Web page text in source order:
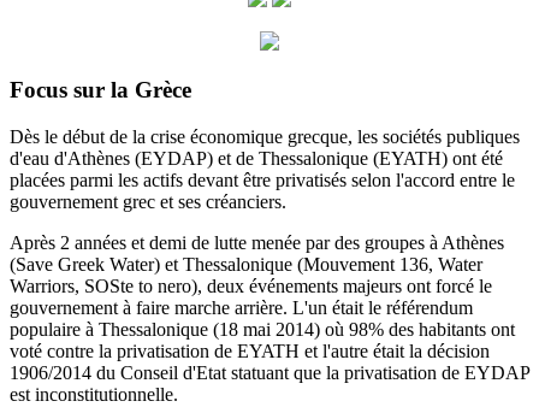
Focus sur la Grèce
Dès le début de la crise économique grecque, les sociétés publiques
d'eau d'Athènes (EYDAP) et de Thessalonique (EYATH) ont été
placées parmi les actifs devant être privatisés selon l'accord entre le
gouvernement grec et ses créanciers.
Après 2 années et demi de lutte menée par des groupes à Athènes
(Save Greek Water) et Thessalonique (Mouvement 136, Water
Warriors, SOSte to nero), deux événements majeurs ont forcé le
gouvernement à faire marche arrière. L'un était le référendum
populaire à Thessalonique (18 mai 2014) où 98% des habitants ont
voté contre la privatisation de EYATH et l'autre était la décision
1906/2014 du Conseil d'Etat statuant que la privatisation de EYDAP
est inconstitutionnelle.